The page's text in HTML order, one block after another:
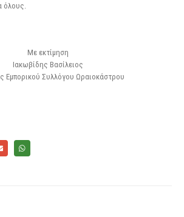
όλους.
Με εκτίμηση
Ιακωβίδης Βασίλειος
Εμπορικού Συλλόγου Ωραιοκάστρου